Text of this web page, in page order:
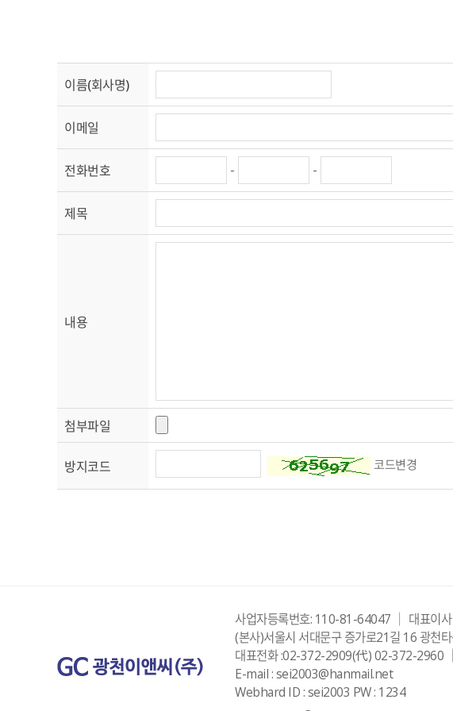
이름(회사명)
이메일
전화번호 - -
제목
내용
첨부파일
방지코드 코드변경
사업자등록번호: 110-81-64047 ｜ 대표이사
(본사)서울시 서대문구 증가로21길 16 광천
대표전화 :02-372-2909(代) 02-372-2960
E-mail : sei2003@hanmail.net
Webhard ID : sei2003 PW : 1234